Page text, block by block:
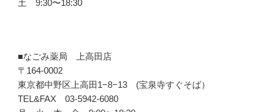
土 9:30〜18:30
■なごみ薬局 上高田店
〒164-0002
東京都中野区上高田1−8−13 (宝泉寺すぐそば）
TEL&FAX 03-5942-6080